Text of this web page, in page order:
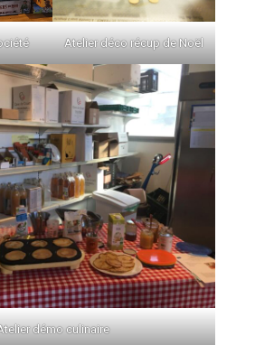
Atelier déco récup de Noël
démo culinaire